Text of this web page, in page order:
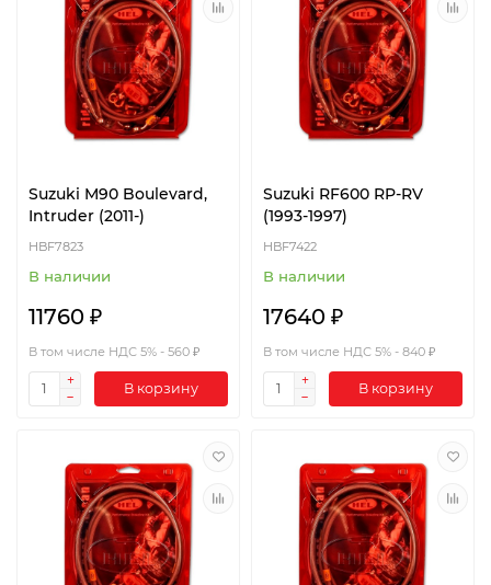
Suzuki M90 Boulevard,
Intruder (2011-)
HBF7823
В наличии
11760 ₽
В том числе НДС 5% - 560 ₽
В корзину
Suzuki RF600 RP-RV
(1993-1997)
HBF7422
В наличии
17640 ₽
В том числе НДС 5% - 840 ₽
В корзину